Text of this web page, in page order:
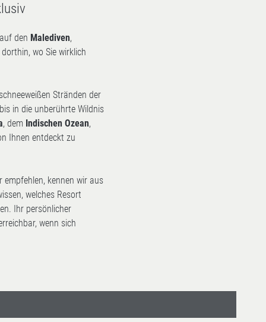
den Malediven,
wo Sie wirklich
Stränden der
bis in die unberührte Wildnis
, dem Indischen Ozean,
Ihnen entdeckt zu
empfehlen, kennen wir aus
welches Resort
Ihr persönlicher
wenn sich